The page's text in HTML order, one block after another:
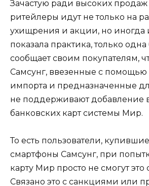
Зачастую ради высоких
ритейлеры идут не только на
ухищрения и акции, но иногда
показала практика, только
сообщает своим покупателям,
Самсунг, ввезенные с помощью
импорта и предназначенные
не поддерживают добавление
банковских карт системы Мир.
То есть пользователи,
смартфоны Самсунг, при
карту Мир просто не смогут это
Связано это с санкциями или